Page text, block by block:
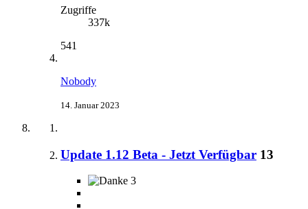
Zugriffe
337k
541
Nobody
14. Januar 2023
Update 1.12 Beta - Jetzt Verfügbar 13
3